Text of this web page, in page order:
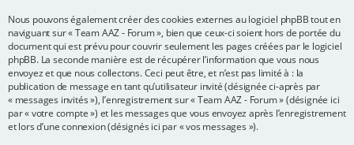
Nous pouvons également créer des cookies externes au logiciel phpBB tout en
naviguant sur « Team AAZ - Forum », bien que ceux-ci soient hors de portée du
document qui est prévu pour couvrir seulement les pages créées par le logiciel
phpBB. La seconde manière est de récupérer l’information que vous nous
envoyez et que nous collectons. Ceci peut être, et n’est pas limité à : la
publication de message en tant qu’utilisateur invité (désignée ci-après par
« messages invités »), l’enregistrement sur « Team AAZ - Forum » (désignée ici
par « votre compte ») et les messages que vous envoyez après l’enregistrement
et lors d’une connexion (désignés ici par « vos messages »).